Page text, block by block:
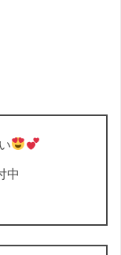
中